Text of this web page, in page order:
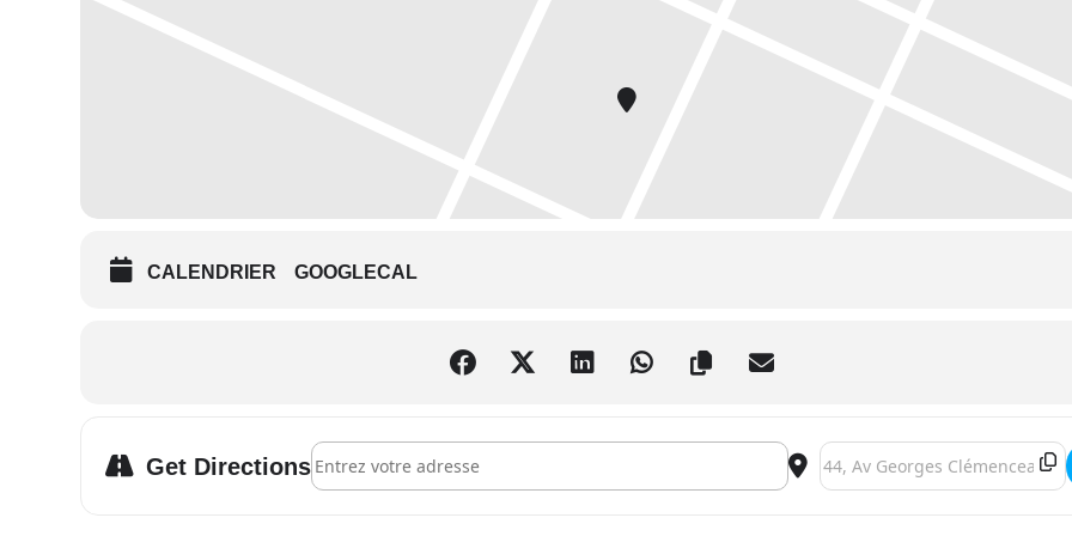
CALENDRIER GOOGLECAL
Get DirectionsAddress - NICE – CONFÉRENCE : LA SCIENCE DE LA MÉDITATION []Destination Address - NICE –